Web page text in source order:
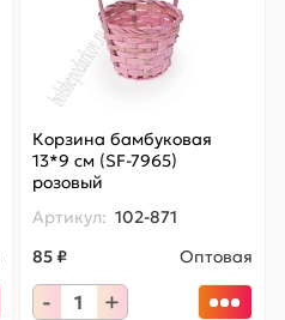
Корзина бамбуковая
13*9 см (SF-7965)
розовый
Артикул: 102-871
85 ₽
Оптовая
- +